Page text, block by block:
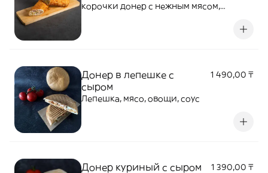
корочки донер с нежным мясом,
Донер в лепешке с
сыром
1 490,00 ₸
Лепешка, мясо, овощи, соус
Донер куриный с сыром
1 390,00 ₸